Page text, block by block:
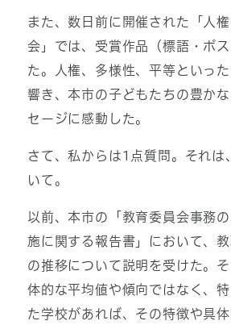
また、数日前に開催された「人
会」では、受賞作品（標語・ポ
た。人権、多様性、平等といっ
響き、本市の子どもたちの豊か
セージに感動した。
さて、私からは1点質問。それは
いて。
以前、本市の「教育委員会事務
施に関する報告書」において、
の推移について説明を受けた。
体的な平均値や傾向ではなく、
た学校があれば、その特徴や具